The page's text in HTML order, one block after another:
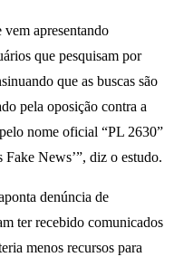
apresentando
que pesquisam por
que as buscas são
pela oposição contra a
nome oficial “PL 2630”
Fake News’”, diz o estudo.
denúncia de
ter recebido comunicados
menos recursos para